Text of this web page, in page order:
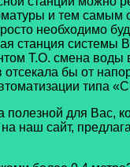
и тем самым
необходимо
станция системы
Т.О. смена
бы от
типа
для Вас,
наш сайт,